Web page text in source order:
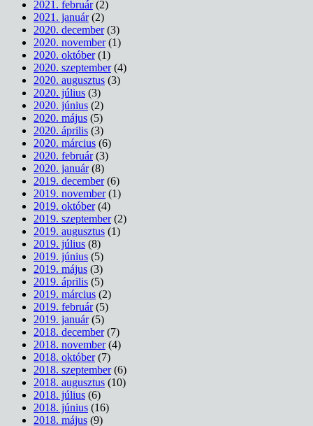
2021. február(2)
2021. január(2)
2020. december(3)
2020. november(1)
2020. október(1)
2020. szeptember(4)
2020. augusztus (3)
2020. július (3)
2020. június (2)
2020. május (5)
2020. április (3)
2020. március (6)
2020. február(3)
2020. január(8)
2019. december(6)
2019. november(1)
2019. október(4)
2019. szeptember(2)
2019. augusztus (1)
2019. július (8)
2019. június (5)
2019. május (3)
2019. április (5)
2019. március (2)
2019. február(5)
2019. január(5)
2018. december(7)
2018. november(4)
2018. október(7)
2018. szeptember(6)
2018. augusztus (10)
2018. július (6)
2018. június (16)
2018. május (9)